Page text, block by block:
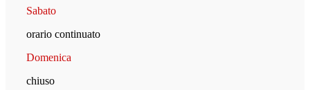
Sabato
orario continuato
Domenica
chiuso